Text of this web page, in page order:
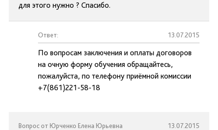
для этого нужно ? Спасибо.
Ответ: 13.07.2015
По вопросам заключения и оплаты договоров
на очную форму обучения обращайтесь,
пожалуйста, по телефону приёмной комиссии
+7(861)221-58-18
Вопрос от Юрченко Елена Юрьевна 13.07.2015